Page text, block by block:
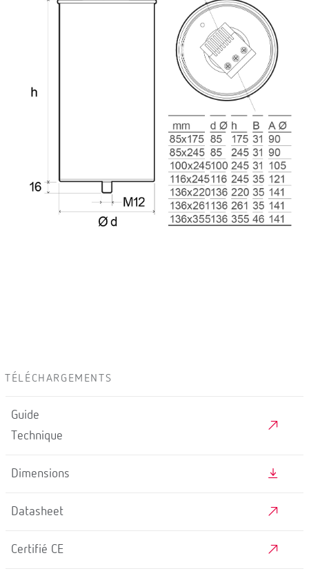
TÉLÉCHARGEMENTS
Guide
Technique
Dimensions
Datasheet
Certifié CE